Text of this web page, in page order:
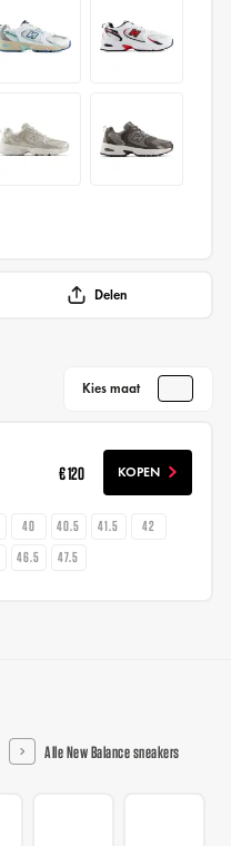
Delen
Kies maat
€ 120 KOPEN
40 40.5 41.5
42
46.5 47.5
Alle New Balance sneakers